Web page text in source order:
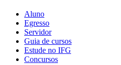
Aluno
Egresso
Servidor
Guia de cursos
Estude no IFG
Concursos